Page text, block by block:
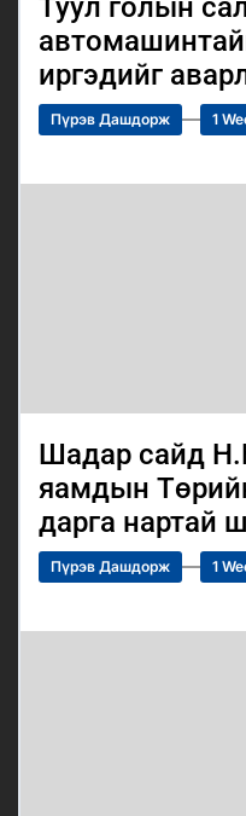
иргэдийг
Пүрэв Дашдорж 1
Шадар сайд
яамдын
дарга нартай
Пүрэв Дашдорж 1